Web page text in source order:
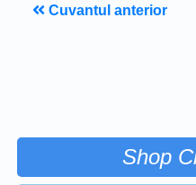
Cuvantul anterior
Shop